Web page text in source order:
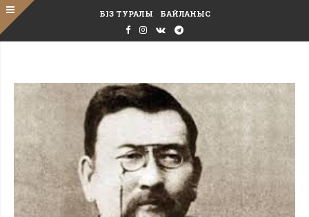
БІЗ ТУРАЛЫ БАЙЛАНЫС